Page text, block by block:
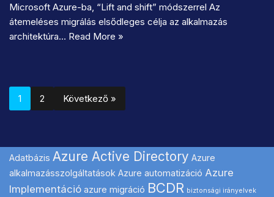
Microsoft Azure-ba, “Lift and shift” módszerrel Az
átemeléses migrálás elsődleges célja az alkalmazás
architektúra… Read More »
1 2 Következő »
Adatbázis Azure Active Directory Azure
alkalmazásszolgáltatások Azure automatizáció Azure
Implementáció azure migráció BCDR biztonsági irányelvek